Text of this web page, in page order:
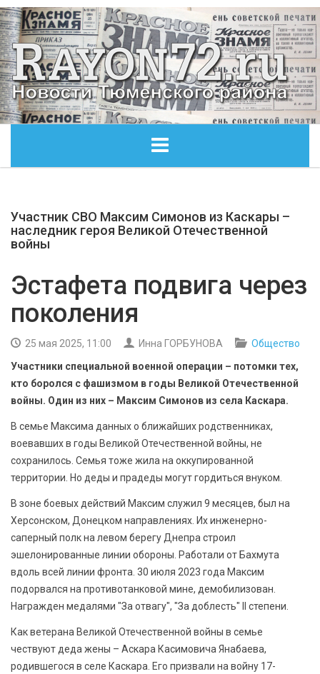
ОБЩЕСТВО
КУЛЬТУРА
СПОРТ
АРХИВ PDF
Участник СВО Максим Симонов из Каскары –
наследник героя Великой Отечественной
войны
Эстафета подвига через
поколения
25 мая 2025, 11:00 Инна ГОРБУНОВА
Общество
Участники специальной военной операции – потомки тех,
кто боролся с фашизмом в годы Великой Отечественной
войны. Один из них – Максим Симонов из села Каскара.
В семье Максима данных о ближайших родственниках,
воевавших в годы Великой Отечественной войны, не
сохранилось. Семья тоже жила на оккупированной
территории. Но деды и прадеды могут гордиться внуком.
В зоне боевых действий Максим служил 9 месяцев, был на
Херсонском, Донецком направлениях. Их инженерно-
саперный полк на левом берегу Днепра строил
эшелонированные линии обороны. Работали от Бахмута
вдоль всей линии фронта. 30 июля 2023 года Максим
подорвался на противотанковой мине, демобилизован.
Награжден медалями "За отвагу", "За доблесть" II степени.
Как ветерана Великой Отечественной войны в семье
чествуют деда жены – Аскара Касимовича Янабаева,
родившегося в селе Каскара. Его призвали на войну 17-